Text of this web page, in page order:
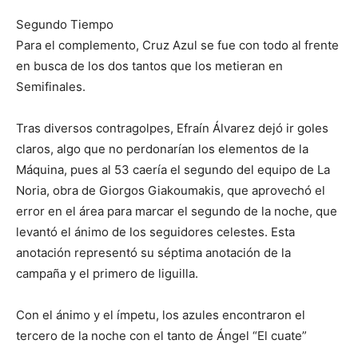
Segundo Tiempo
Para el complemento, Cruz Azul se fue con todo al frente
en busca de los dos tantos que los metieran en
Semifinales.
Tras diversos contragolpes, Efraín Álvarez dejó ir goles
claros, algo que no perdonarían los elementos de la
Máquina, pues al 53 caería el segundo del equipo de La
Noria, obra de Giorgos Giakoumakis, que aprovechó el
error en el área para marcar el segundo de la noche, que
levantó el ánimo de los seguidores celestes. Esta
anotación representó su séptima anotación de la
campaña y el primero de liguilla.
Con el ánimo y el ímpetu, los azules encontraron el
tercero de la noche con el tanto de Ángel “El cuate”